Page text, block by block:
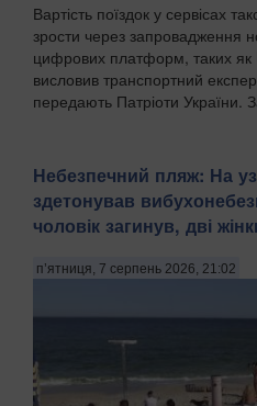
Вартість поїздок у сервісах
зрости через запровадження
цифрових платформ, таких як
висловив транспортний
передають Патріоти України.
Небезпечний пляж: На
здетонував
чоловік загинув, дві
п’ятниця, 7 серпень 2026, 21:02